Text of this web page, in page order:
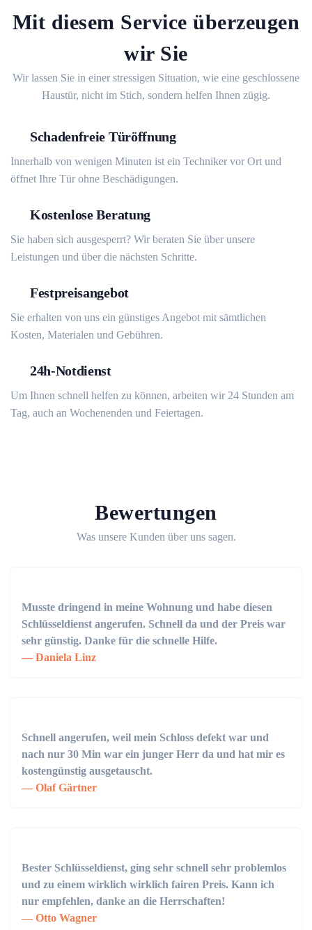
Mit diesem Service überzeugen
wir Sie
Wir lassen Sie in einer stressigen Situation, wie eine geschlossene
Haustür, nicht im Stich, sondern helfen Ihnen zügig.
Schadenfreie Türöffnung
Innerhalb von wenigen Minuten ist ein Techniker vor Ort und
öffnet Ihre Tür ohne Beschädigungen.
Kostenlose Beratung
Sie haben sich ausgesperrt? Wir beraten Sie über unsere
Leistungen und über die nächsten Schritte.
Festpreisangebot
Sie erhalten von uns ein günstiges Angebot mit sämtlichen
Kosten, Materialen und Gebühren.
24h-Notdienst
Um Ihnen schnell helfen zu können, arbeiten wir 24 Stunden am
Tag, auch an Wochenenden und Feiertagen.
Bewertungen
Was unsere Kunden über uns sagen.
Musste dringend in meine Wohnung und habe diesen
Schlüsseldienst angerufen. Schnell da und der Preis war
sehr günstig. Danke für die schnelle Hilfe.
Daniela Linz
Schnell angerufen, weil mein Schloss defekt war und
nach nur 30 Min war ein junger Herr da und hat mir es
kostengünstig ausgetauscht.
Olaf Gärtner
Bester Schlüsseldienst, ging sehr schnell sehr problemlos
und zu einem wirklich wirklich fairen Preis. Kann ich
nur empfehlen, danke an die Herrschaften!
Otto Wagner